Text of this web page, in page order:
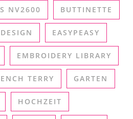
NV2600 BUTTINETTE
EASYPEASY
EMBROIDERY LIBRARY
TERRY GARTEN
HOCHZEIT